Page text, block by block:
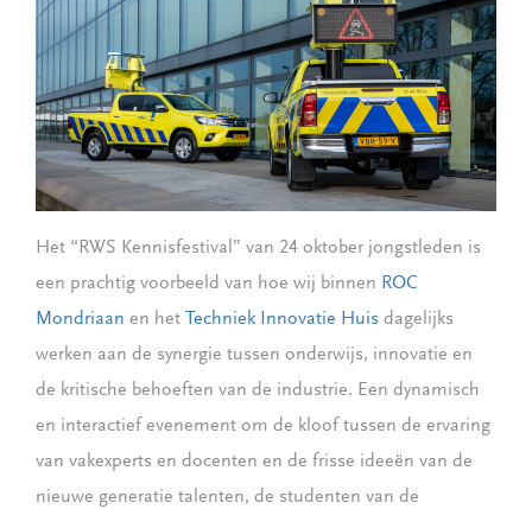
Het “RWS Kennisfestival” van 24 oktober jongstleden is
een prachtig voorbeeld van hoe wij binnen ROC
Mondriaan en het Techniek Innovatie Huis dagelijks
werken aan de synergie tussen onderwijs, innovatie en
de kritische behoeften van de industrie. Een dynamisch
en interactief evenement om de kloof tussen de ervaring
van vakexperts en docenten en de frisse ideeën van de
nieuwe generatie talenten, de studenten van de